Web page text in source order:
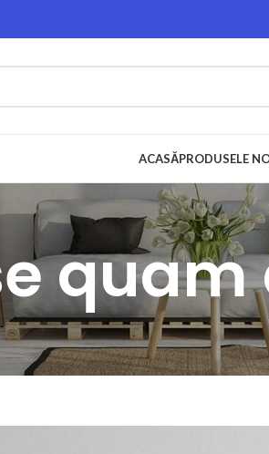
ACASĂPRODUSELE